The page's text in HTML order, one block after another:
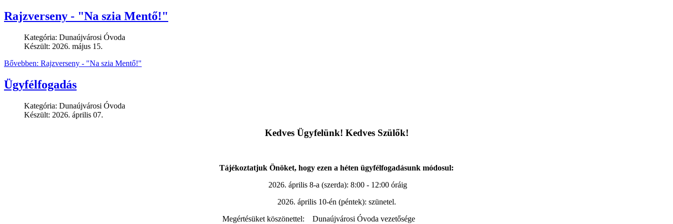
Rajzverseny - "Na szia Mentő!"
Kategória: Dunaújvárosi Óvoda
Készült: 2026. május 15.
Bővebben: Rajzverseny - "Na szia Mentő!"
Ügyfélfogadás
Kategória: Dunaújvárosi Óvoda
Készült: 2026. április 07.
Kedves Ügyfelünk! Kedves Szülők!
Tájékoztatjuk Önöket, hogy ezen a héten ügyfélfogadásunk módosul:
2026. április 8-a (szerda): 8:00 - 12:00 óráig
2026. április 10-én (péntek): szünetel.
Megértésüket köszönettel: Dunaújvárosi Óvoda vezetősége